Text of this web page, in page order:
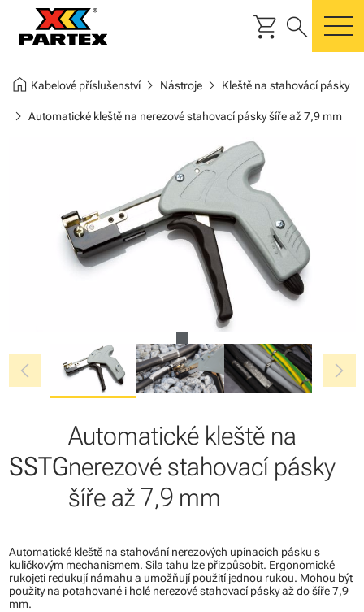
shopping_cart search
home Kabelové příslušenstvíchevron_right Nástrojechevron_right Kleště na stahovácí pásky
chevron_right Automatické kleště na nerezové stahovací pásky šíře až 7,9 mm
chevron_left chevron_right
SSTG
Automatické kleště na
nerezové stahovací pásky
šíře až 7,9 mm
Automatické kleště na stahování nerezových upínacích pásku s
kuličkovým mechanismem. Síla tahu lze přizpůsobit. Ergonomické
rukojeti redukují námahu a umožňují použití jednou rukou. Mohou být
použity na potahované i holé nerezové stahovací pásky až do šíře 7,9
mm.